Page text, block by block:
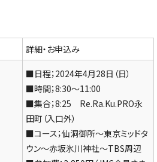
詳細・お申込み
■日程；2024年4月28日（日）
■時間；8:30～11:00
■集合；8:25 Re.Ra.Ku.PRO永
田町（入口外）
■コース；仙洞御所～東京ミッドタ
ウン～赤坂氷川神社～TBS周辺